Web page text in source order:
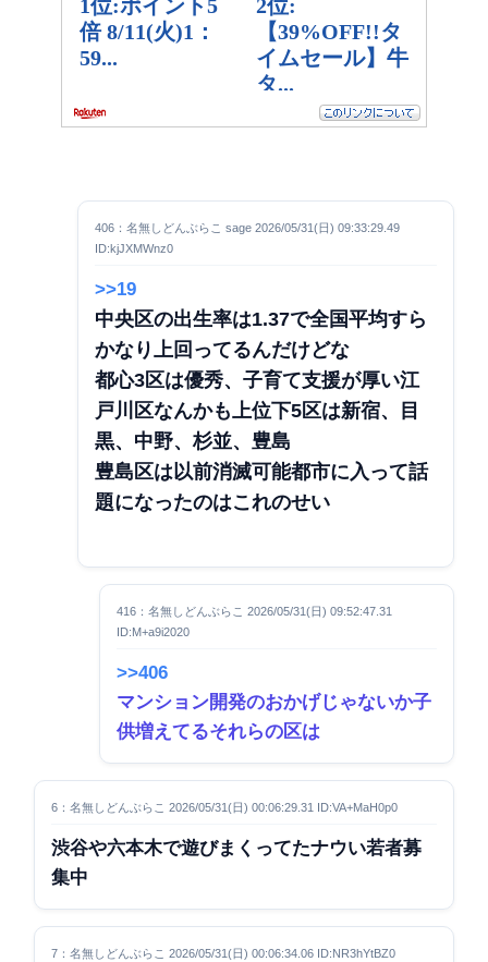
406：名無しどんぶらこ sage 2026/05/31(日) 09:33:29.49
ID:kjJXMWnz0
>>19
中央区の出生率は1.37で全国平均すら
かなり上回ってるんだけどな
都心3区は優秀、子育て支援が厚い江
戸川区なんかも上位下5区は新宿、目
黒、中野、杉並、豊島
豊島区は以前消滅可能都市に入って話
題になったのはこれのせい
416：名無しどんぶらこ 2026/05/31(日) 09:52:47.31
ID:M+a9i2020
>>406
マンション開発のおかげじゃないか子
供増えてるそれらの区は
6：名無しどんぶらこ 2026/05/31(日) 00:06:29.31 ID:VA+MaH0p0
渋谷や六本木で遊びまくってたナウい若者募
集中
7：名無しどんぶらこ 2026/05/31(日) 00:06:34.06 ID:NR3hYtBZ0